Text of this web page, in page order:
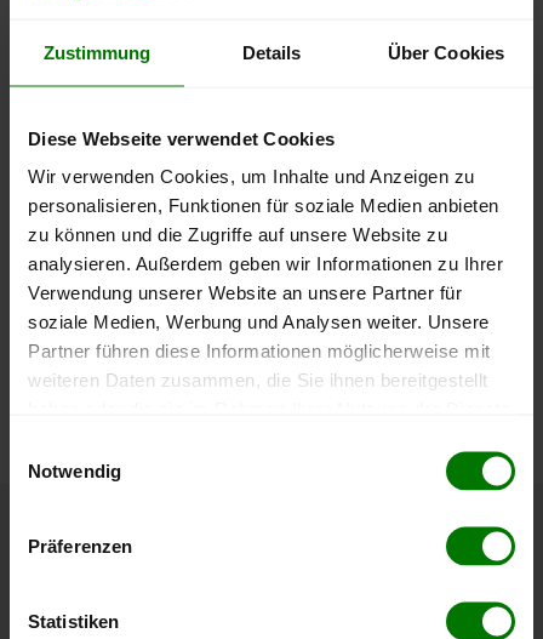
Zustimmung Details Über Cookies
Diese Webseite verwendet Cookies
Wir verwenden Cookies, um Inhalte und Anzeigen zu
personalisieren, Funktionen für soziale Medien anbieten
zu können und die Zugriffe auf unsere Website zu
analysieren. Außerdem geben wir Informationen zu Ihrer
Verwendung unserer Website an unsere Partner für
soziale Medien, Werbung und Analysen weiter. Unsere
Partner führen diese Informationen möglicherweise mit
weiteren Daten zusammen, die Sie ihnen bereitgestellt
Notwendig
Präferenzen
Statistiken
lose Ware Sackware
September
Januar
Mai
250 €
300 €
350 €
Die aktuelle Preisentwicklung für Holzpellets in Deutschland
können Sie jederzeit auf unsererPelletspreise-Seite
Höchst- und Tiefststände der